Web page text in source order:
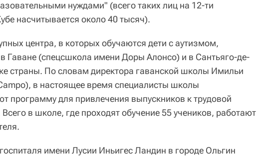
нуждами" (всего таких лиц на 12-ти
насчитывается около 40 тысяч).
центра, в которых обучаются дети с аутизмом,
Гаване (спецсшкола имени Доры Алонсо) и в Сантьяго-де-
страны. По словам директора гаванской школы Имильи
в настоящее время специалисты школы
программу для привлечения выпускников к трудовой
Всего в школе, где проходят обучение 55 учеников, работают
имени Лусии Иньигес Ландин в городе Ольгин